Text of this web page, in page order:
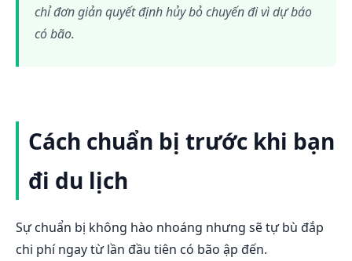
chỉ đơn giản quyết định hủy bỏ chuyến đi vì dự báo
có bão.
Cách chuẩn bị trước khi bạn
đi du lịch
Sự chuẩn bị không hào nhoáng nhưng sẽ tự bù đắp
chi phí ngay từ lần đầu tiên có bão ập đến.